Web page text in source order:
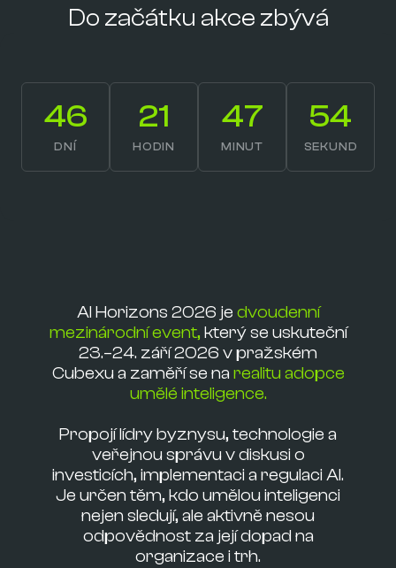
Do začátku akce zbývá
46
DNÍ
21
HODIN
47
MINUT
53
SEKUND
AI Horizons 2026 je dvoudenní
mezinárodní event, který se uskuteční
23.–24. září 2026 v pražském
Cubexua zaměří se na realitu adopce
umělé inteligence.
Propojí lídry byznysu, technologie a
veřejnou správu v diskusi o
investicích, implementaci a regulaci AI.
Je určen těm, kdo umělou inteligenci
nejen sledují, ale aktivně nesou
odpovědnost za její dopad na
organizace i trh.